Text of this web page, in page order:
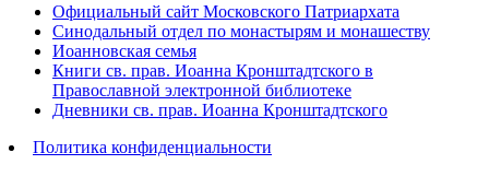
Официальный сайт Московского Патриархата
Синодальный отдел по монастырям и монашеству
Иоанновская семья
Книги св. прав. Иоанна Кронштадтского в
Православной электронной библиотеке
Дневники св. прав. Иоанна Кронштадтского
Политика конфиденциальности